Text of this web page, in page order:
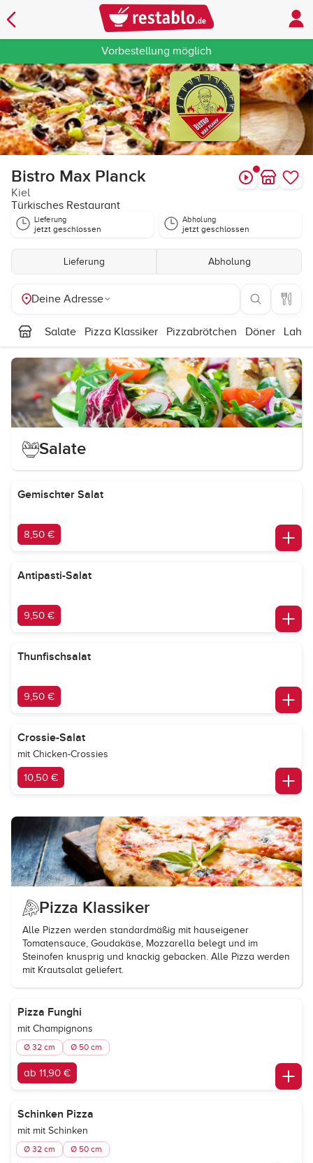
Vorbestellung möglich
Bistro Max Planck
Kiel
Türkisches Restaurant
Lieferung
jetzt geschlossen
Abholung
jetzt geschlossen
Lieferung Abholung
Deine Adresse
Salate Pizza Klassiker Pizzabrötchen Döner
Salate
Gemischter Salat
8,50 €
Antipasti-Salat
9,50 €
Thunfischsalat
9,50 €
Crossie-Salat
mit Chicken-Crossies
10,50 €
Pizza Klassiker
Alle Pizzen werden standardmäßig mit hauseigener
Tomatensauce, Goudakäse, Mozzarella belegt und im
Steinofen knusprig und knackig gebacken. Alle Pizza werden
mit Krautsalat geliefert.
Pizza Funghi
mit Champignons
Ø 32 cm Ø 50 cm
ab 11,90 €
Schinken Pizza
mit mit Schinken
Ø 32 cm Ø 50 cm